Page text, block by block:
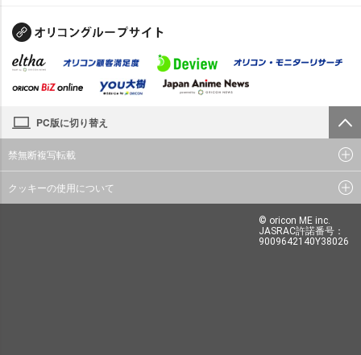
PC版に切り替え
禁無断複写転載
クッキーの使用について
© oricon ME inc.
JASRAC許諾番号：
9009642140Y38026